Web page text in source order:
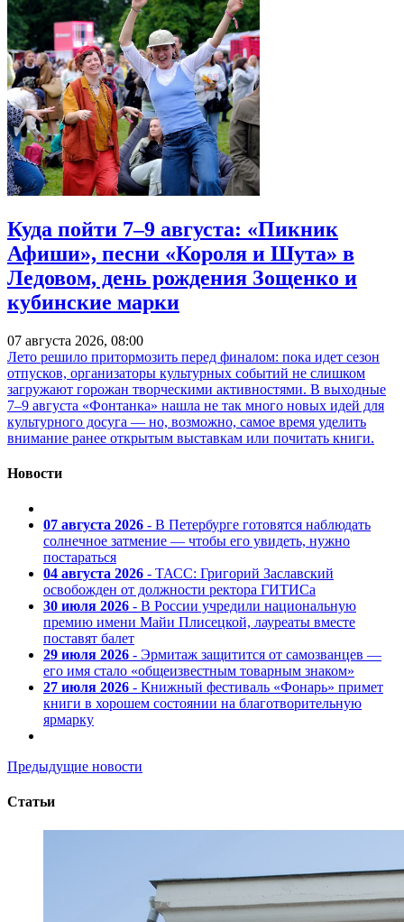
Куда пойти 7–9 августа: «Пикник
Афиши», песни «Короля и Шута» в
Ледовом, день рождения Зощенко и
кубинские марки
07 августа 2026, 08:00
Лето решило притормозить перед финалом: пока идет сезон
отпусков, организаторы культурных событий не слишком
загружают горожан творческими активностями. В выходные
7–9 августа «Фонтанка» нашла не так много новых идей для
культурного досуга — но, возможно, самое время уделить
внимание ранее открытым выставкам или почитать книги.
Новости
07 августа 2026 - В Петербурге готовятся наблюдать
солнечное затмение — чтобы его увидеть, нужно
постараться
04 августа 2026 - ТАСС: Григорий Заславский
освобожден от должности ректора ГИТИСа
30 июля 2026 - В России учредили национальную
премию имени Майи Плисецкой, лауреаты вместе
поставят балет
29 июля 2026 - Эрмитаж защитится от самозванцев —
его имя стало «общеизвестным товарным знаком»
27 июля 2026 - Книжный фестиваль «Фонарь» примет
книги в хорошем состоянии на благотворительную
ярмарку
Предыдущие новости
Статьи